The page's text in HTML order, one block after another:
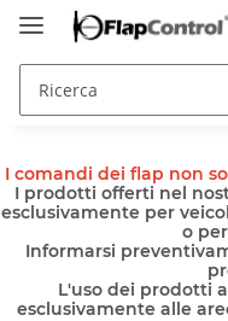
I comandi dei flap non
I prodotti offerti nel
esclusivamente per
o
Informarsi
L'uso dei prodotti
esclusivamente alle